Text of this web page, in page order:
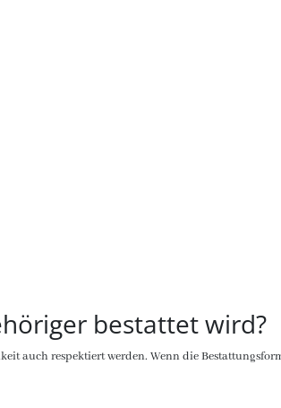
bestattet wird?
auch respektiert werden. Wenn die